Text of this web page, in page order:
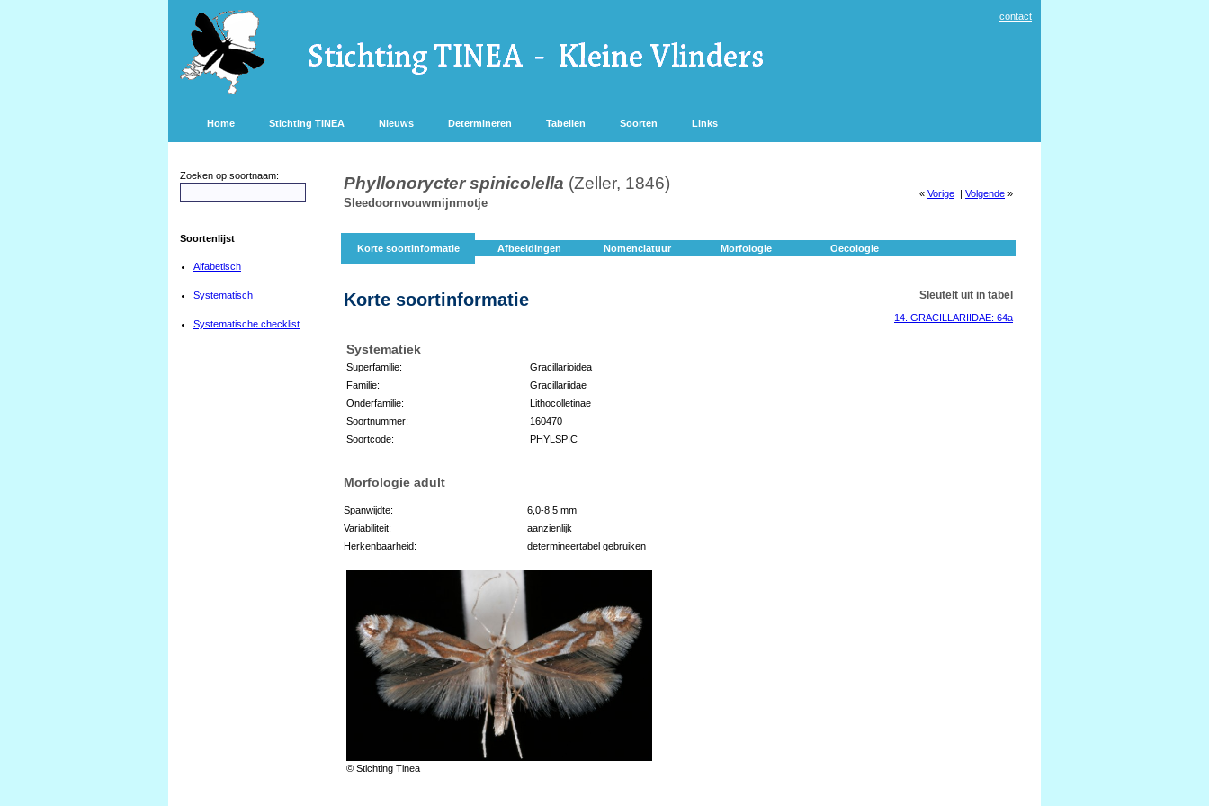
contact
Home Stichting TINEA Nieuws Determineren Tabellen Soorten Links
Zoeken op soortnaam:
Soortenlijst
Alfabetisch
Systematisch
Systematische checklist
Phyllonorycter spinicolella (Zeller, 1846)
Sleedoornvouwmijnmotje
« Vorige | Volgende »
Korte soortinformatie Afbeeldingen Nomenclatuur Morfologie Oecologie
Korte soortinformatie
Systematiek
Superfamilie:
Gracillarioidea
Familie:
Gracillariidae
Onderfamilie:
Lithocolletinae
Soortnummer:
160470
Soortcode:
PHYLSPIC
Sleutelt uit in tabel
14. GRACILLARIIDAE: 64a
Morfologie adult
Spanwijdte:
6,0-8,5 mm
Variabiliteit:
aanzienlijk
Herkenbaarheid:
determineertabel gebruiken
© Stichting Tinea